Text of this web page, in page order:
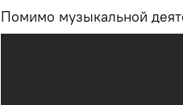
Помимо музыкальной